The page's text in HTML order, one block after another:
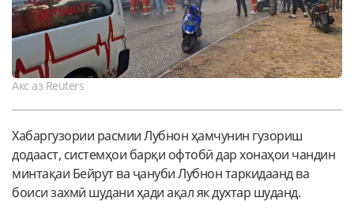
Акс аз Reuters
Хабаргузории расмии Лубнон ҳамчунин гузориш
додааст, системҳои барқи офтобӣ дар хонаҳои чандин
минтақаи Бейрут ва ҷануби Лубнон таркидаанд ва
боиси захмӣ шудани ҳади ақал як духтар шуданд.